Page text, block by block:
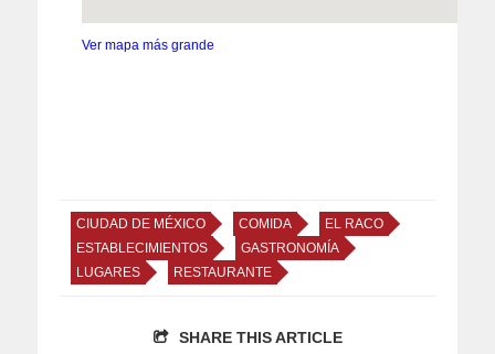
Ver mapa más grande
CIUDAD DE MÉXICO COMIDA
EL RACO
ESTABLECIMIENTOS
GASTRONOMÍA
LUGARES
RESTAURANTE
SHARE THIS ARTICLE